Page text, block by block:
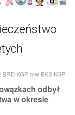
BRD KGP, mw BKS KGP
odbył
w okresie